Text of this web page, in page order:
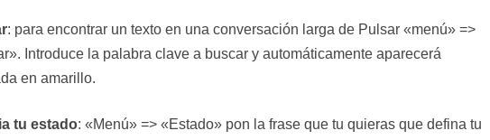
: para encontrar un texto en una conversación larga de Pulsar «menú» =>
Introduce la palabra clave a buscar y automáticamente aparecerá
en amarillo.
tu estado: «Menú» => «Estado» pon la frase que tu quieras que defina tu